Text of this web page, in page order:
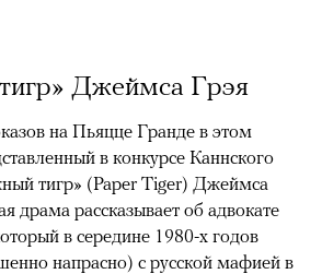
Джеймса Грэя
на Пьяцце Гранде в этом
в конкурсе Каннского
тигр» (Paper Tiger) Джеймса
драма рассказывает об адвокате
в середине 1980-х годов
напрасно) с русской мафией в